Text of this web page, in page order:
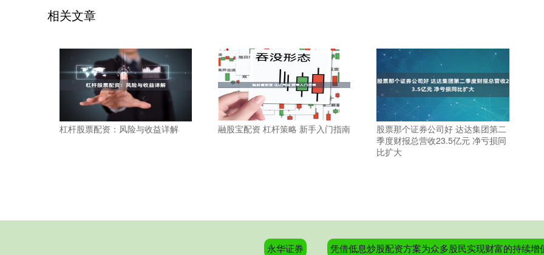
相关文章
杠杆股票配资：风险与收益详解 融股宝配资 杠杆策略 新手入门指南
股票那个证券公司好 达达集团第二
季度财报总营收23.5亿元 净亏损同
比扩大
永华证券 凭借低息炒股配资方案为众多股民实现财富的持续增